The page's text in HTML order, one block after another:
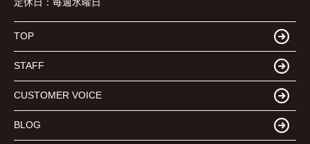
TOP
STAFF
CUSTOMER VOICE
BLOG